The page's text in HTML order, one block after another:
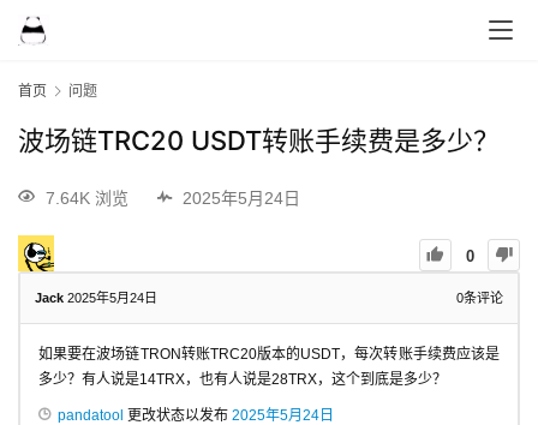
首页 问题
波场链TRC20 USDT转账手续费是多少？
7.64K 浏览 2025年5月24日
0
Jack 2025年5月24日 0条评论
如果要在波场链TRON转账TRC20版本的USDT，每次转账手续费应该是
多少？有人说是14TRX，也有人说是28TRX，这个到底是多少？
pandatool 更改状态以发布 2025年5月24日